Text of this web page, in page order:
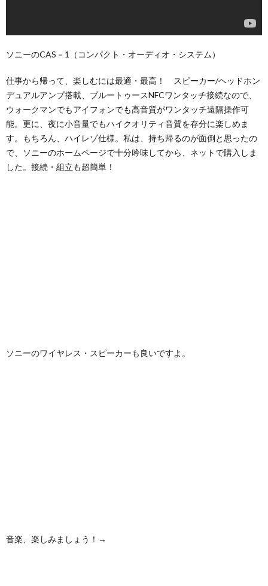
ソニーのCAS－1（コンパクト・オーディオ・システム）
仕事から帰って、楽しむには最適・最高！ スピーカー/ヘッドホン
デュアルアンプ搭載、ブルートゥースNFCワンタッチ接続なので、
ウォークマンでもアイフォンでも高音質がワンタッチ遠隔操作可
能。更に、夜に小音量でもハイクオリティ音質を存分に楽しめま
す。もちろん、ハイレゾ仕様。私は、持ち帰るのが面倒と思ったの
で、ソニーのホームページで十分吟味してから、ネットで購入しま
した。接続・組立も超簡単！
ソニーのワイヤレス・スピーカーも良いですよ。
音楽、楽しみましょう！→